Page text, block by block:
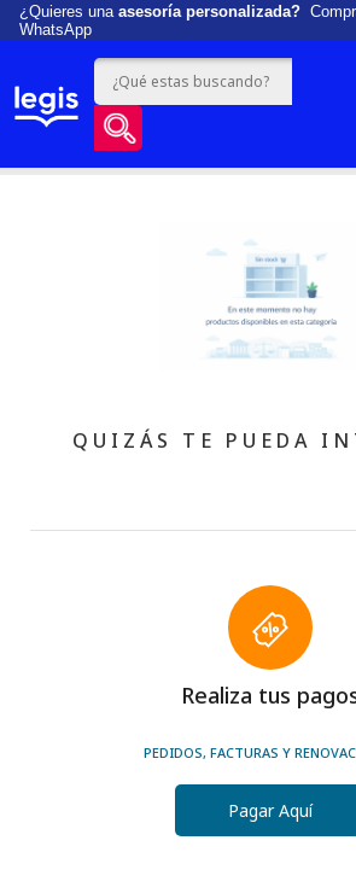
¿Quieres una asesoría personalizada?
WhatsApp
QUIZÁS TE PUEDA
Realiza tus
PEDIDOS, FACTURAS Y
Pagar Aquí